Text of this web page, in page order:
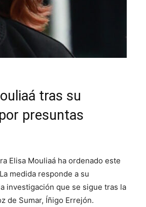
tras su
presuntas
Elisa Mouliaá ha ordenado este
medida responde a su
investigación que se sigue tras la
de Sumar, Íñigo Errejón.